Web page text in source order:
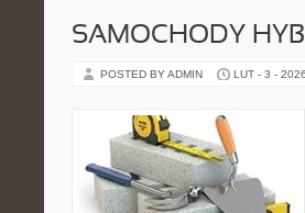
SAMOCHODY
POSTED BY ADMIN LUT - 3 - 2026